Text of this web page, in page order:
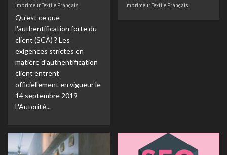
Imprimeur Textile Français
Qu'est ce que
l'authentification forte du
client (SCA) ? Les
exigences strictes en
matière d'authentification
client entrent
officiellement en vigueur le
14 septembre 2019
L'Autorité...
Imprimeur Textile Français